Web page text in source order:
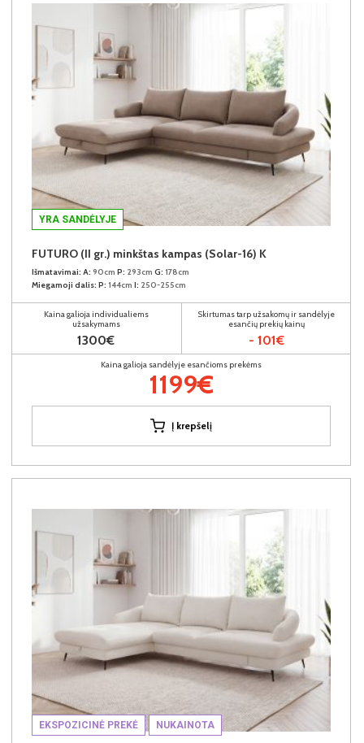
YRA SANDĖLYJE
FUTURO (II gr.) minkštas kampas (Solar-16) K
Išmatavimai: A: 90cm P: 293cm G: 178cm
Miegamoji dalis: P: 144cm I: 250-255cm
Kaina galioja individualiems
užsakymams
1300€
Skirtumas tarp užsakomų ir sandėlyje
esančių prekių kainų
- 101€
Kaina galioja sandėlyje esančioms prekėms
1199€
Į krepšelį
EKSPOZICINĖ PREKĖ NUKAINOTA